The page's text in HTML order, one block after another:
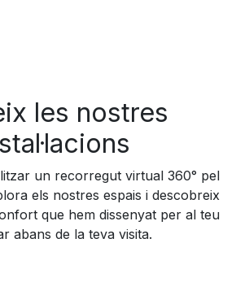
les nostres
un recorregut virtual 360° pel
els nostres espais i descobreix
que hem dissenyat per al teu
abans de la teva visita.